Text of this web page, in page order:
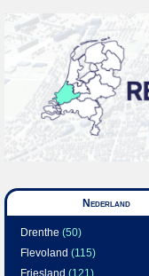
Nederland
Drenthe (50)
Flevoland (115)
Friesland (121)